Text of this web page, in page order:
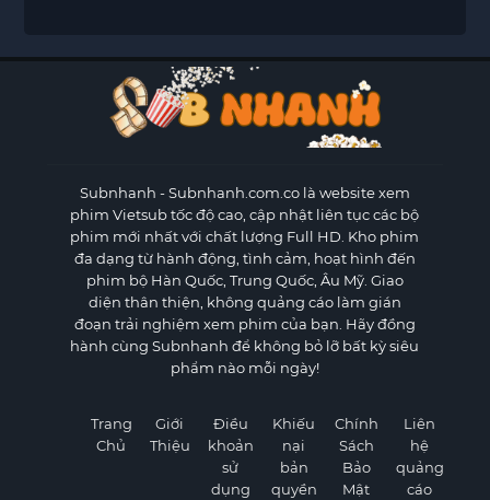
Subnhanh - Subnhanh.com.co là website xem
phim Vietsub tốc độ cao, cập nhật liên tục các bộ
phim mới nhất với chất lượng Full HD. Kho phim
đa dạng từ hành động, tình cảm, hoạt hình đến
phim bộ Hàn Quốc, Trung Quốc, Âu Mỹ. Giao
diện thân thiện, không quảng cáo làm gián
đoạn trải nghiệm xem phim của bạn. Hãy đồng
hành cùng Subnhanh để không bỏ lỡ bất kỳ siêu
phẩm nào mỗi ngày!
Trang
Chủ
Giới
Thiệu
Điều
khoản
sử
dụng
Khiếu
nại
bản
quyền
Chính
Sách
Bảo
Mật
Liên
hệ
quảng
cáo